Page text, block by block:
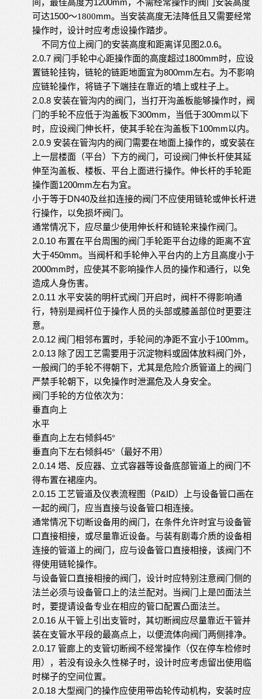
间，最佳高度为1200mm，不需经常操作的阀门安装高度
可达1500～1800mm。当安装高度无法降低且又需要经常
操作时，设计时应考虑设操作踏步。
不同方位上阀门的安装高度和距离详见图2.0.6。
2.0.7 阀门手轮中心距操作面的高度超过1800mm时，应设
置链轮挂钩，链轮的链距地面宜为800mm左右。为不影响
应链轮操作，将链子下端挂在靠近的墙上或柱子上。
2.0.8 安装在管沟内的阀门，当打开沟盖板能够操作时，阀
门的手轮不应低于沟盖板下300mm，当低于300mm以下
时，应设阀门伸长杆，使其手轮在沟盖板下100mm以内。
2.0.9 安装在管沟内的阀门需要在地面上操作的，或安装在
上一层楼面（平台）下方的阀门，可设阀门伸长杆使其延
伸至沟盖板、楼板、平台上面进行操作。伸长杆的手轮距
操作面1200mm左右为宜。
小于等于DN40及丝扣连接的阀门不应使用链轮或伸长杆进
行操作，以免损坏阀门。
通常情况下，应尽量少使用伸长杆和链轮来操作阀门。
2.0.10 布置在平台周围的阀门手轮距平台边缘的距离不宜
大于450mm。当阀杆和手轮伸入平台内的上方且高度小于
2000mm时，应使其不影响操作人员的操作和通行，以免
造成人身伤害。
2.0.11 水平安装的明杆式阀门开启时，阀杆不得影响通
行，特别是阀杆位于操作人员的头部或膝盖部位时更要注
意。
2.0.12 阀门相邻布置时，手轮间的净距不宜小于100mm。
2.0.13 除了因工艺需要用于沉淀物料或固体放料阀门外，
一般阀门的手轮不得朝下，尤其是危险介质管道上的阀门
严禁手轮朝下，以免操作时泄漏危及人身安全。
阀门手轮的方位依次为：
垂直向上
水平
垂直向上左右倾斜45°
垂直向下左右倾斜45°（最好不用）
2.0.14 塔、反应器、立式容器等设备底部管道上的阀门不
得布置在裙座内。
2.0.15 工艺管道及仪表流程图（P&ID）上与设备管口画在
一起的阀门，应当直接与设备管口相连接。
通常情况下切断设备用的阀门，在条件允许时宜与设备管
口直接相接，或尽量靠近设备。与装有剧毒介质的设备相
连接的管道上的阀门，应与设备管口直接相接，该阀门不
得使用链轮操作。
与设备管口直接相接的阀门，设计时应特别注意阀门侧的
法兰必须与设备管口上的法兰配对。当阀门上是凹面法兰
时，要提请设备专业在相应的管口配置凸面法兰。
2.0.16 从干管上引出支管时，其切断阀应尽量靠近干管并
装在支管水平段的最高点上，以便流体向阀门两侧排净。
2.0.17 管廊上的支管切断阀不经常操作（仅在停车检修时
用），若没有设永久性梯子时，设计时应考虑留出使用临
时梯子的空间位置。
2.0.18 大型阀门的操作应使用带齿轮传动机构，安装时应